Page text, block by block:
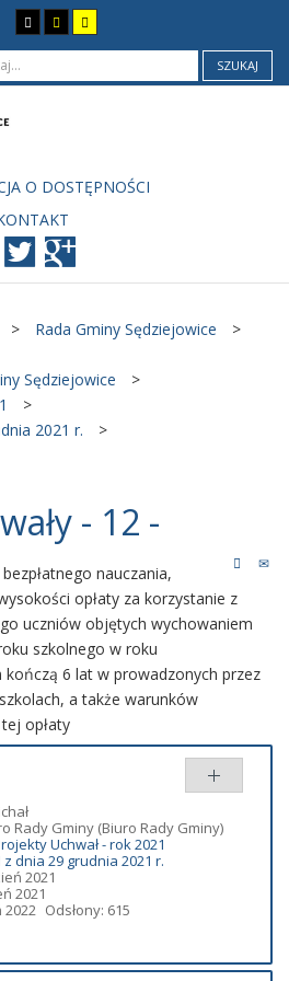
SZUKAJ
O DOSTĘPNOŚCI
> Rada Gminy Sędziejowice
>
Sędziejowice
>
>
2021 r.
>
- 12 -
nauczania,
opłaty za korzystanie z
uczniów objętych wychowaniem
szkolnego w roku
6 lat w prowadzonych przez
a także warunków
opłaty
Rady Gminy (Biuro Rady Gminy)
Uchwał - rok 2021
z dnia 29 grudnia 2021 r.
2021
2021
2022 Odsłony: 615